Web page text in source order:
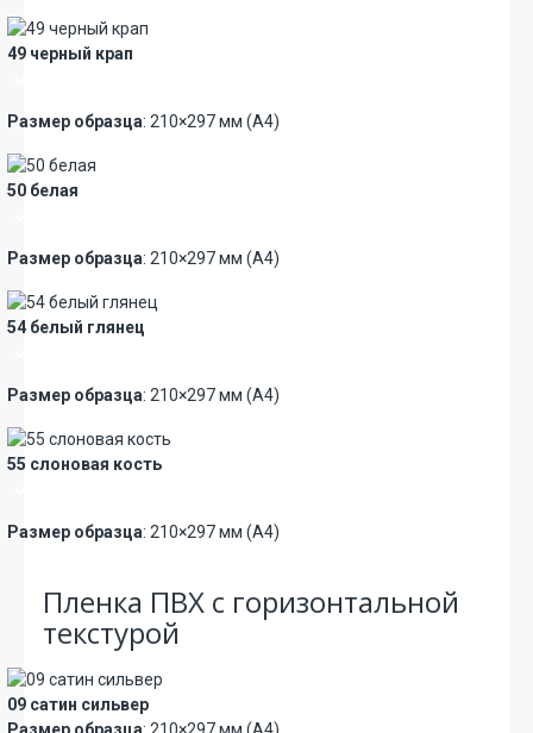
49 черный крап
Размер образца: 210×297 мм (А4)
50 белая
Размер образца: 210×297 мм (А4)
54 белый глянец
Размер образца: 210×297 мм (А4)
55 слоновая кость
Размер образца: 210×297 мм (А4)
Пленка ПВХ с горизонтальной
текстурой
09 сатин сильвер
Размер образца: 210×297 мм (А4)